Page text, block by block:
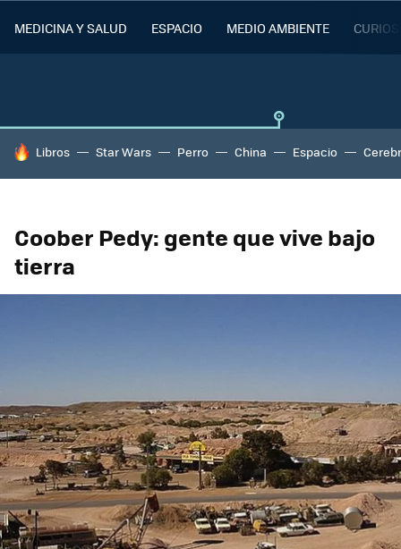
MEDICINA Y SALUD ESPACIO MEDIO AMBIENTE
HOY SE HABLA DE
Libros Star Wars Perro China Espacio
Coober Pedy: gente que vive bajo
tierra